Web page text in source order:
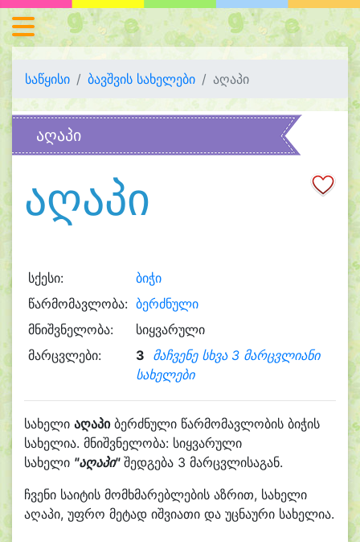
საწყისი ბავშვის სახელები აღაპი
აღაპი
აღაპი
სქესი:
ბიჭი
წარმომავლობა: ბერძნული
მნიშვნელობა:
სიყვარული
მარცვლები:
3 მაჩვენე სხვა 3 მარცვლიანი
სახელები
სახელი აღაპიბერძნული წარმომავლობის ბიჭის
სახელია. მნიშვნელობა: სიყვარული
სახელი "აღაპი"შედგება 3 მარცვლისაგან.
ჩვენი საიტის მომხმარებლების აზრით, სახელი
აღაპი, უფრო მეტად იშვიათი და უცნაური სახელია.